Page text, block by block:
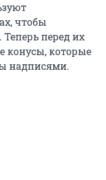
чтобы
Теперь перед их
конусы, которые
надписями.